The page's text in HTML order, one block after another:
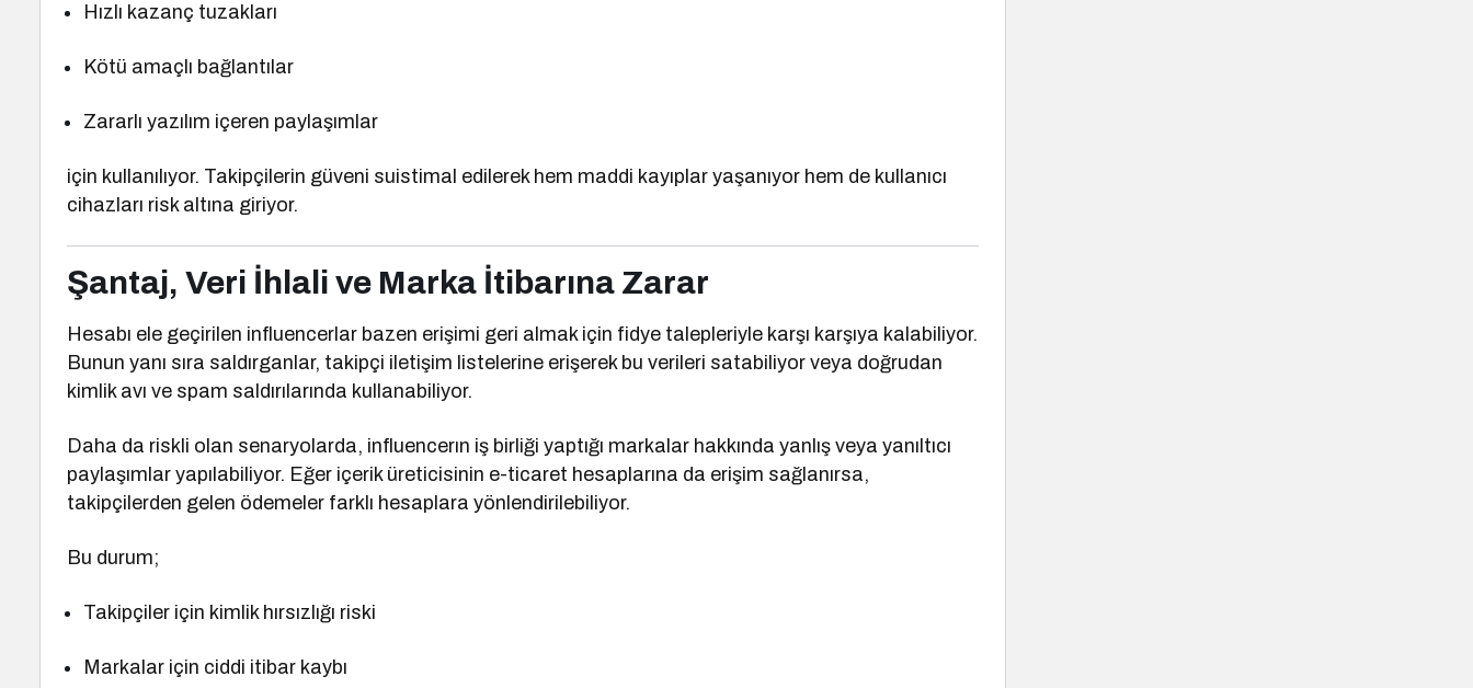
Hızlı kazanç tuzakları
Kötü amaçlı bağlantılar
Zararlı yazılım içeren paylaşımlar
için kullanılıyor. Takipçilerin güveni suistimal edilerek hem maddi kayıplar yaşanıyor hem de kullanıcı
cihazları risk altına giriyor.
Şantaj, Veri İhlali ve Marka İtibarına Zarar
Hesabı ele geçirilen influencerlar bazen erişimi geri almak için fidye talepleriyle karşı karşıya kalabiliyor.
Bunun yanı sıra saldırganlar, takipçi iletişim listelerine erişerek bu verileri satabiliyor veya doğrudan
kimlik avı ve spam saldırılarında kullanabiliyor.
Daha da riskli olan senaryolarda, influencerın iş birliği yaptığı markalar hakkında yanlış veya yanıltıcı
paylaşımlar yapılabiliyor. Eğer içerik üreticisinin e-ticaret hesaplarına da erişim sağlanırsa,
takipçilerden gelen ödemeler farklı hesaplara yönlendirilebiliyor.
Bu durum;
Takipçiler için kimlik hırsızlığı riski
Markalar için ciddi itibar kaybı